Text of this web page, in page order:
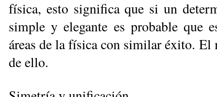
física, esto significa que si un
simple y elegante es probable que
áreas de la física con similar éxito.
de ello.